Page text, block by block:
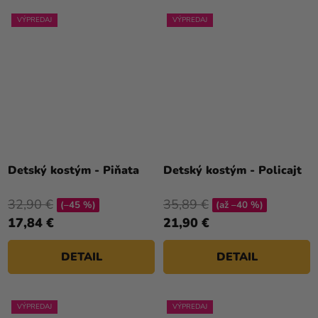
VÝPREDAJ
Detský kostým - Piňata
17,84 €
32,90 € (–45 %)
DETAIL
VÝPREDAJ
Detský kostým - Policajt
21,90 €
35,89 € (až –40 %)
DETAIL
VÝPREDAJ VÝPREDAJ